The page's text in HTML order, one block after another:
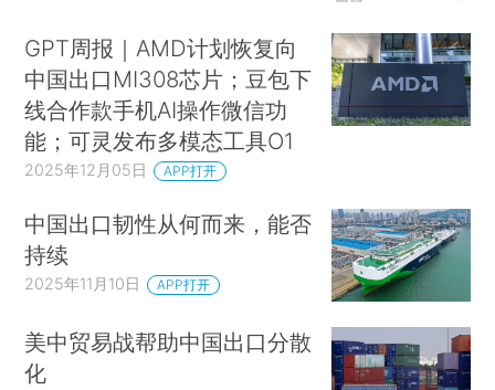
GPT周报｜AMD计划恢复向
中国出口MI308芯片；豆包下
线合作款手机AI操作微信功
能；可灵发布多模态工具O1
2025年12月05日 APP打开
中国出口韧性从何而来，能否
持续
2025年11月10日 APP打开
美中贸易战帮助中国出口分散
化